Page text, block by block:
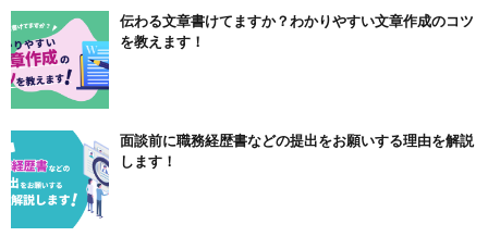
伝わる文章書けてますか？わかりやすい文章作成のコツ
を教えます！
面談前に職務経歴書などの提出をお願いする理由を解説
します！